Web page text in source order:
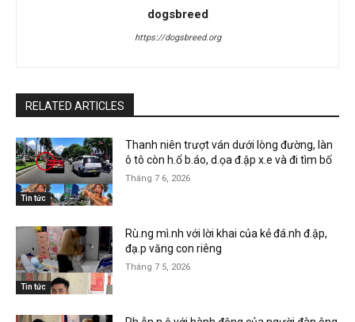
dogsbreed
https://dogsbreed.org
RELATED ARTICLES
Tin tức
Thanh niên trượt ván dưới lòng đường, làn
ô tô còn h.ổ b.áo, d.ọa đ.ập x.e và đi tìm bố
Tháng 7 6, 2026
Tin tức
Rù.ng mì.nh với lời khai của kẻ đá.nh đ.ập,
đạ.p văng con riêng
Tháng 7 5, 2026